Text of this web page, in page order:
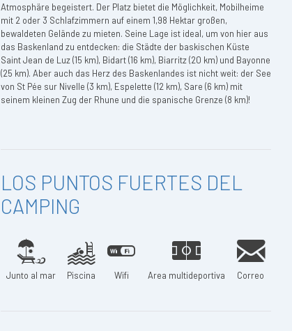
Atmosphäre begeistert. Der Platz bietet die Möglichkeit, Mobilheime
mit 2 oder 3 Schlafzimmern auf einem 1,98 Hektar großen,
bewaldeten Gelände zu mieten. Seine Lage ist ideal, um von hier aus
das Baskenland zu entdecken: die Städte der baskischen Küste
Saint Jean de Luz (15 km), Bidart (16 km), Biarritz (20 km) und Bayonne
(25 km). Aber auch das Herz des Baskenlandes ist nicht weit: der See
von St Pée sur Nivelle (3 km), Espelette (12 km), Sare (6 km) mit
seinem kleinen Zug der Rhune und die spanische Grenze (8 km)!
LOS PUNTOS FUERTES DEL
CAMPING
Junto al mar Piscina Wifi Area multideportiva Correo